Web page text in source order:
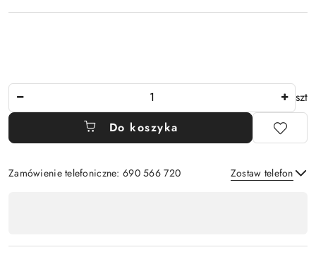
szt
Do koszyka
Zamówienie telefoniczne: 690 566 720 Zostaw telefon
płatność